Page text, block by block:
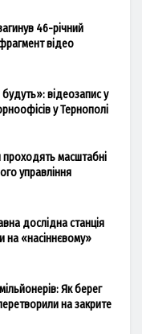
46-річний
відео
відеозапис у
у Тернополі
проходять масштабні
управління
дослідна станція
на «насіннєвому»
Як берег
на закрите